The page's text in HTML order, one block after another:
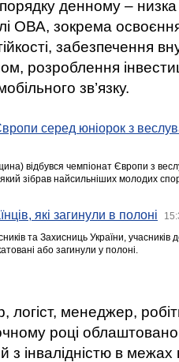
денному –
ОВА, зокрема освоєння
забезпечення
розроблення
зв’язку.
серед юніорок з
відбувся чемпіонат Європи з
зібрав найсильніших молодих
які загинули в полоні
та Захисниць України,
або загинули у полоні.
логіст, менеджер,
році
з інвалідністю в межах